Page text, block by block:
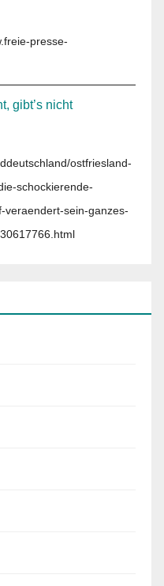
presse-
gibt’s nicht
ostfriesland-
schockierende-
veraendert-sein-ganzes-